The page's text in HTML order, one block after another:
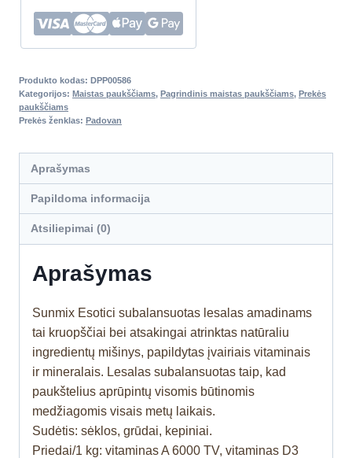
Produkto kodas: DPP00586
Kategorijos: Maistas paukščiams, Pagrindinis maistas paukščiams, Prekės
paukščiams
Prekės ženklas: Padovan
Aprašymas
Papildoma informacija
Atsiliepimai (0)
Aprašymas
Sunmix Esotici subalansuotas lesalas amadinams
tai kruopščiai bei atsakingai atrinktas natūraliu
ingredientų mišinys, papildytas įvairiais vitaminais
ir mineralais. Lesalas subalansuotas taip, kad
paukštelius aprūpintų visomis būtinomis
medžiagomis visais metų laikais.
Sudėtis: sėklos, grūdai, kepiniai.
Priedai/1 kg: vitaminas A 6000 TV, vitaminas D3